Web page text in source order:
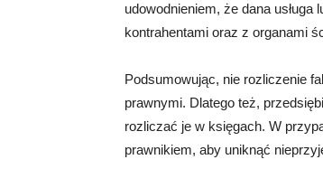
udowodnieniem, że dana usługa
kontrahentami oraz z organami
Podsumowując, nie rozliczenie
prawnymi. Dlatego też,
rozliczać je w księgach. W
prawnikiem, aby uniknąć